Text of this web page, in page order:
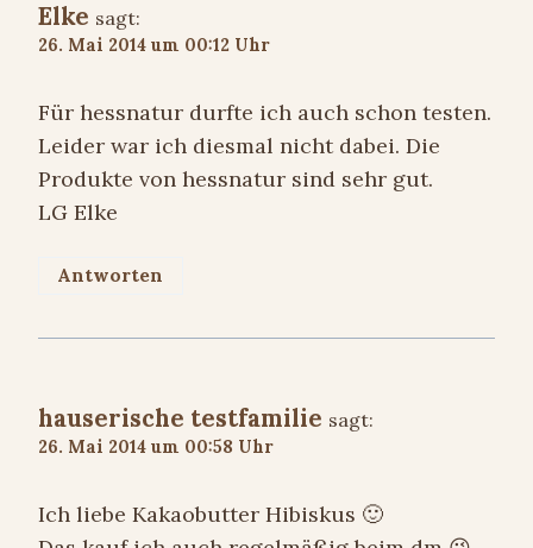
Elke sagt:
26. Mai 2014 um 00:12 Uhr
Für hessnatur durfte ich auch schon testen.
Leider war ich diesmal nicht dabei. Die
Produkte von hessnatur sind sehr gut.
LG Elke
Antworten
hauserische testfamilie sagt:
26. Mai 2014 um 00:58 Uhr
Ich liebe Kakaobutter Hibiskus 🙂